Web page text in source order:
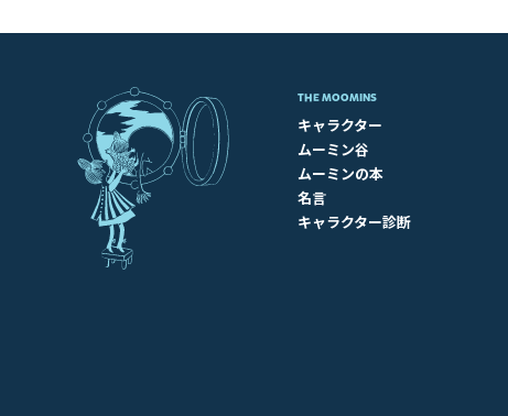
THE MOOMINS
キャラクター
ムーミン谷
ムーミンの本
名言
キャラクター診断